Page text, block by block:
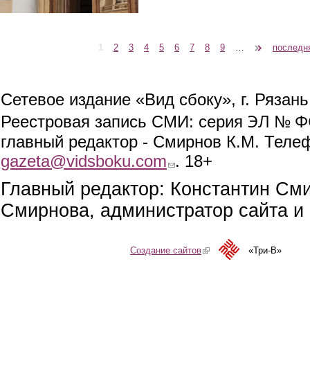
1 2 3 4 5 6 7 8 9 …
Сетевое издание «Вид сбоку», г.
Реестровая запись СМИ: серия ЭЛ №
главный редактор - Смирнов К.М.
gazeta@vidsboku.com (link sends e-mail)
. 18+
Главный редактор: Константин
Смирнова, администратор сайта
Создание сайтов(link is external)«Три-В»